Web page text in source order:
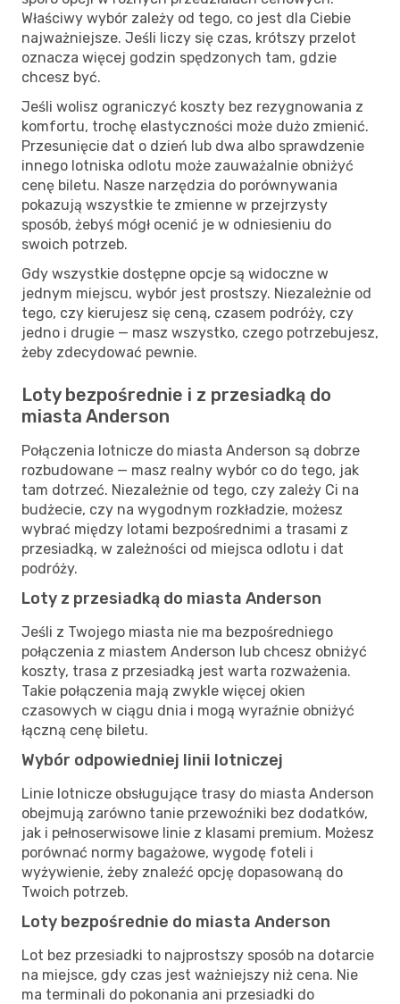
Właściwy wybór zależy od tego, co jest dla Ciebie
najważniejsze. Jeśli liczy się czas, krótszy przelot
oznacza więcej godzin spędzonych tam, gdzie
chcesz być.
Jeśli wolisz ograniczyć koszty bez rezygnowania z
komfortu, trochę elastyczności może dużo zmienić.
Przesunięcie dat o dzień lub dwa albo sprawdzenie
innego lotniska odlotu może zauważalnie obniżyć
cenę biletu. Nasze narzędzia do porównywania
pokazują wszystkie te zmienne w przejrzysty
sposób, żebyś mógł ocenić je w odniesieniu do
swoich potrzeb.
Gdy wszystkie dostępne opcje są widoczne w
jednym miejscu, wybór jest prostszy. Niezależnie od
tego, czy kierujesz się ceną, czasem podróży, czy
jedno i drugie — masz wszystko, czego potrzebujesz,
żeby zdecydować pewnie.
Loty bezpośrednie i z przesiadką do
miasta Anderson
Połączenia lotnicze do miasta Anderson są dobrze
rozbudowane — masz realny wybór co do tego, jak
tam dotrzeć. Niezależnie od tego, czy zależy Ci na
budżecie, czy na wygodnym rozkładzie, możesz
wybrać między lotami bezpośrednimi a trasami z
przesiadką, w zależności od miejsca odlotu i dat
podróży.
Loty z przesiadką do miasta Anderson
Jeśli z Twojego miasta nie ma bezpośredniego
połączenia z miastem Anderson lub chcesz obniżyć
koszty, trasa z przesiadką jest warta rozważenia.
Takie połączenia mają zwykle więcej okien
czasowych w ciągu dnia i mogą wyraźnie obniżyć
łączną cenę biletu.
Wybór odpowiedniej linii lotniczej
Linie lotnicze obsługujące trasy do miasta Anderson
obejmują zarówno tanie przewoźniki bez dodatków,
jak i pełnoserwisowe linie z klasami premium. Możesz
porównać normy bagażowe, wygodę foteli i
wyżywienie, żeby znaleźć opcję dopasowaną do
Twoich potrzeb.
Loty bezpośrednie do miasta Anderson
Lot bez przesiadki to najprostszy sposób na dotarcie
na miejsce, gdy czas jest ważniejszy niż cena. Nie
ma terminali do pokonania ani przesiadki do